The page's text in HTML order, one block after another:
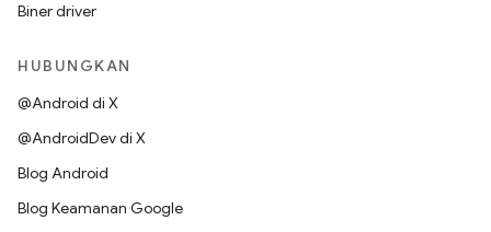
Biner driver
HUBUNGKAN
@Android di X
@AndroidDev di X
Blog Android
Blog Keamanan Google